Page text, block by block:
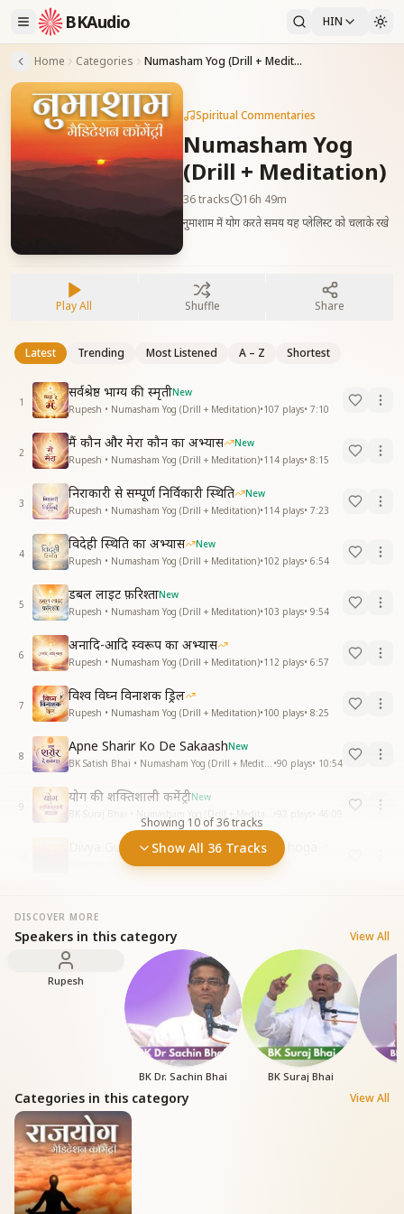
BKAudio HIN
Home Categories Numasham Yog (Drill + Meditation)
Spiritual Commentaries
Numasham Yog
(Drill + Meditation)
36tracks
16h 49m
नुमाशाम में योग करते समय यह प्लेलिस्ट को चलाके रखे
Play All Shuffle Share
Latest Trending Most Listened A – Z Shortest
1
सर्वश्रेष्ठ भाग्य की स्मृतीNew
Rupesh • Numasham Yog (Drill + Meditation)•107 plays• 7:10
2
मैं कौन और मेरा कौन का अभ्यास
New
Rupesh • Numasham Yog (Drill + Meditation)•114 plays• 8:15
3
निराकारी से सम्पूर्ण निर्विकारी स्थिति
New
Rupesh • Numasham Yog (Drill + Meditation)•114 plays• 7:23
4
विदेही स्थिति का अभ्यास
New
Rupesh • Numasham Yog (Drill + Meditation)•102 plays• 6:54
5
डबल लाइट फ़रिश्ताNew
Rupesh • Numasham Yog (Drill + Meditation)•103 plays• 9:54
6
अनादि-आदि स्वरूप का अभ्यास
Rupesh • Numasham Yog (Drill + Meditation)•112 plays• 6:57
7
विश्व विघ्न विनाशक ड्रिल
Rupesh • Numasham Yog (Drill + Meditation)•100 plays• 8:25
8
Apne Sharir Ko De SakaashNew
BK Satish Bhai • Numasham Yog (Drill + Meditation) •90 plays• 10:54
9
योग की शक्तिशाली कमेंट्रीNew
Divya Guno ke guldaste & sahyog se hoga
Numasham Yog (Drill + Meditation)•759plays•30:02
Showing 10 of36tracks
Show All 36 Tracks
DISCOVER MORE
Speakers in this category View All
Rupesh
BK Dr. Sachin Bhai BK Suraj Bhai
Categories in this category View All